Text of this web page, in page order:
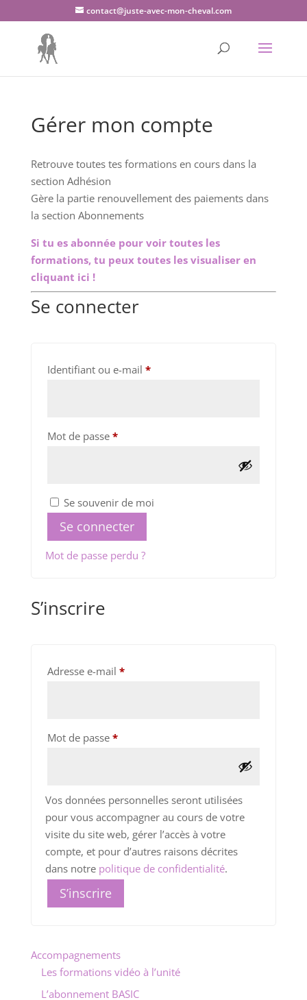
contact@juste-avec-mon-cheval.com
Gérer mon compte
Retrouve toutes tes formations en cours dans la
section Adhésion
Gère la partie renouvellement des paiements dans
la section Abonnements
Si tu es abonnée pour voir toutes les
formations, tu peux toutes les visualiser en
cliquant ici !
Se connecter
Identifiant ou e-mail *Obligatoire
Mot de passe *Obligatoire
Se souvenir de moi
Se connecter
Mot de passe perdu ?
S’inscrire
Adresse e-mail *Obligatoire
Mot de passe *Obligatoire
Vos données personnelles seront utilisées
pour vous accompagner au cours de votre
visite du site web, gérer l’accès à votre
compte, et pour d’autres raisons décrites
dans notre politique de confidentialité.
S’inscrire
Accompagnements
Les formations vidéo à l’unité
L’abonnement BASIC